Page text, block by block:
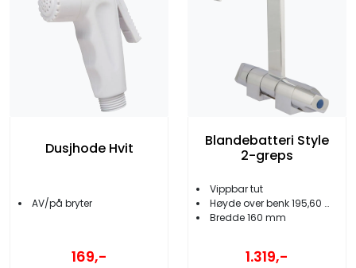
Dusjhode Hvit
AV/på bryter
169,-
Blandebatteri Style
2-greps
Vippbar tut
Høyde over benk 195,60 mm
Bredde 160 mm
1.319,-